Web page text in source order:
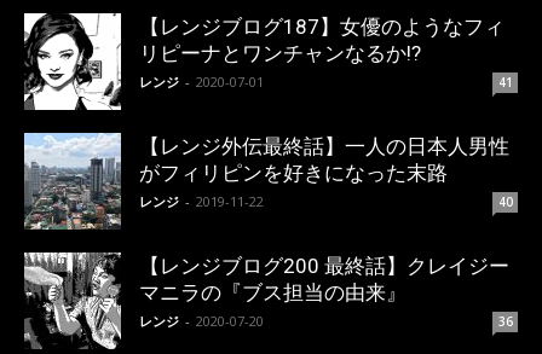
【レンジブログ187】女優のようなフィ
リピーナとワンチャンなるか!?
レンジ - 2020-07-01 41
【レンジ外伝最終話】一人の日本人男性
がフィリピンを好きになった末路
レンジ - 2019-11-22 40
【レンジブログ200 最終話】クレイジー
マニラの『ブス担当の由来』
レンジ - 2020-07-20 36